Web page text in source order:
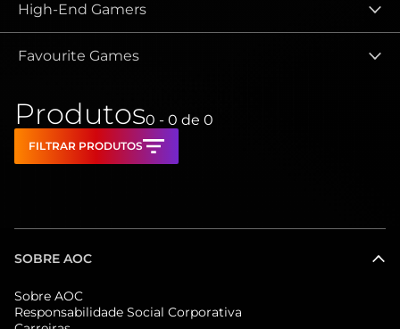
High-End Gamers
Favourite Games
Produtos0 - 0 de 0
FILTRAR PRODUTOS
SOBRE AOC
Sobre AOC
Responsabilidade Social Corporativa